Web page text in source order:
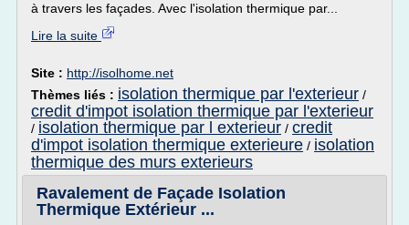
à travers les façades. Avec l'isolation thermique par...
Lire la suite
Site : http://isolhome.net
Thèmes liés : isolation thermique par l'exterieur /
credit d'impot isolation thermique par l'exterieur
/ isolation thermique par l exterieur / credit
d'impot isolation thermique exterieure / isolation
thermique des murs exterieurs
Ravalement de Façade Isolation
Thermique Extérieur ...